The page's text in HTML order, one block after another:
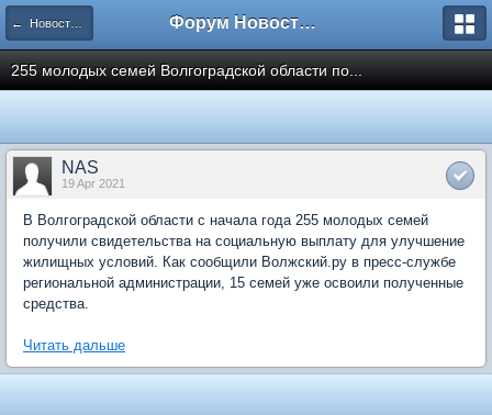
← Новости рынка недвижимости Форум Новостройки
255 молодых семей Волгоградской области по...
NAS
19 Apr 2021
В Волгоградской области с начала года 255 молодых семей
получили свидетельства на социальную выплату для улучшение
жилищных условий. Как сообщили Волжский.ру в пресс-службе
региональной администрации, 15 семей уже освоили полученные
средства.
Читать дальше